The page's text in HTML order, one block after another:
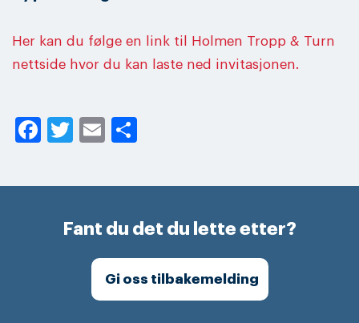
Her kan du følge en link til Holmen Tropp & Turn
nettside hvor du kan laste ned invitasjonen.
Facebook
Twitter
Email
Fant du det du lette etter?
Gi oss tilbakemelding